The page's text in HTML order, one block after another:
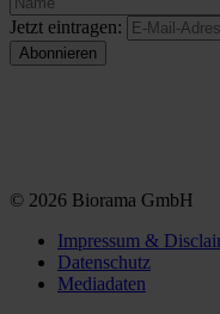
Jetzt eintragen:
© 2026 Biorama GmbH
Impressum &
Datenschutz
Mediadaten